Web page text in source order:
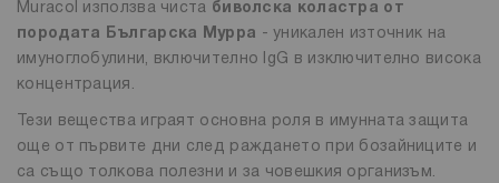
Muracol използва чиста биволска коластра от
породата Българска Мурра - уникален източник на
имуноглобулини, включително IgG в изключително висока
концентрация.
Тези вещества играят основна роля в имунната защита
още от първите дни след раждането при бозайниците и
са също толкова полезни и за човешкия организъм.